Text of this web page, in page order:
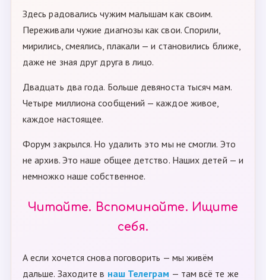
Здесь радовались чужим малышам как своим.
Переживали чужие диагнозы как свои. Спорили,
мирились, смеялись, плакали — и становились ближе,
даже не зная друг друга в лицо.
Двадцать два года. Больше девяноста тысяч мам.
Четыре миллиона сообщений — каждое живое,
каждое настоящее.
Форум закрылся. Но удалить это мы не смогли. Это
не архив. Это наше общее детство. Наших детей — и
немножко наше собственное.
Читайте. Вспоминайте. Ищите
себя.
А если хочется снова поговорить — мы живём
дальше. Заходите в наш Телеграм — там всё те же